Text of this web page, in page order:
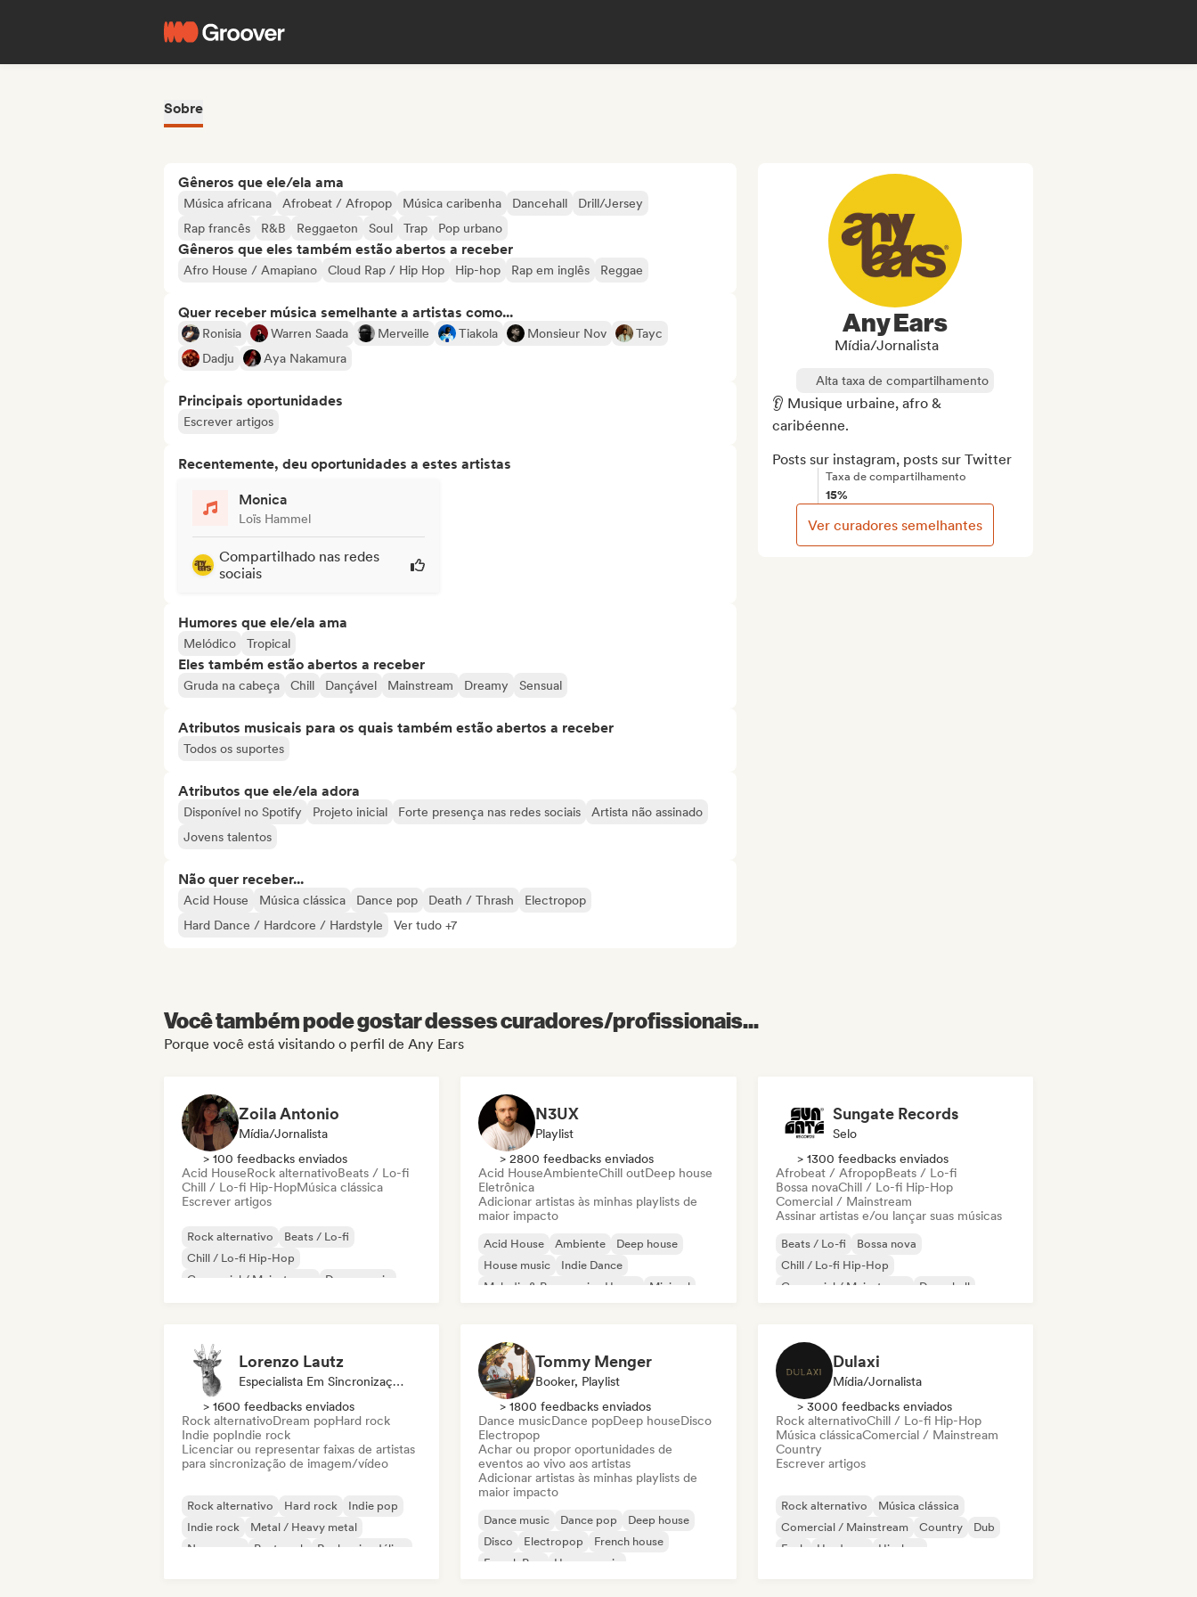
Sobre
Gêneros que ele/ela ama
Música africana Afrobeat / Afropop Música caribenha Dancehall
Drill/Jersey
Rap francês
R&B Reggaeton Soul Trap Pop urbano
Gêneros que eles também estão abertos a receber
Afro House / Amapiano Cloud Rap / Hip Hop Hip-hop Rap em inglês Reggae
Quer receber música semelhante a artistas como...
Ronisia Warren Saada Merveille Tiakola Monsieur Nov
Tayc
Dadju
Aya Nakamura
Principais oportunidades
Escrever artigos
Recentemente, deu oportunidades a estes artistas
Monica
Loïs Hammel
Compartilhado nas redes
sociais
Humores que ele/ela ama
Melódico Tropical
Eles também estão abertos a receber
Gruda na cabeça Chill Dançável Mainstream Dreamy Sensual
Atributos musicais para os quais também estão abertos a receber
Todos os suportes
Atributos que ele/ela adora
Disponível no Spotify Projeto inicial Forte presença nas redes sociais
Artista não assinado
Jovens talentos
Não quer receber...
Acid House Música clássica Dance pop Death / Thrash
Electropop
Hard Dance / Hardcore / Hardstyle
Ver tudo +7
Any Ears
Mídia/Jornalista
Alta taxa de compartilhamento
👂 Musique urbaine, afro &
caribéenne.
Posts sur instagram, posts sur Twitter
Taxa de compartilhamento
15%
Ver curadores semelhantes
Você também pode gostar desses curadores/profissionais...
Porque você está visitando o perfil de Any Ears
Zoila Antonio
Mídia/Jornalista
> 100 feedbacks enviados
Acid HouseRock alternativoBeats / Lo-fi
Chill / Lo-fi Hip-HopMúsica clássica
Escrever artigos
Rock alternativo
Beats / Lo-fi
Chill / Lo-fi Hip-Hop
Comercial / Mainstream
Dance music
N3UX
Playlist
> 2800 feedbacks enviados
Acid HouseAmbienteChill outDeep house
Eletrônica
Adicionar artistas às minhas playlists de
maior impacto
Acid House Ambiente
Deep house
House music
Indie Dance
Melodic & Progressive House
Minimal
Sungate Records
Selo
> 1300 feedbacks enviados
Afrobeat / AfropopBeats / Lo-fi
Bossa novaChill / Lo-fi Hip-Hop
Comercial / Mainstream
Assinar artistas e/ou lançar suas músicas
Beats / Lo-fi
Bossa nova
Chill / Lo-fi Hip-Hop
Comercial / Mainstream
Dancehall
Lorenzo Lautz
Especialista Em Sincronização
> 1600 feedbacks enviados
Rock alternativoDream popHard rock
Indie popIndie rock
Licenciar ou representar faixas de artistas
para sincronização de imagem/vídeo
Rock alternativo Hard rock
Indie pop
Indie rock
Metal / Heavy metal
New wave
Post punk Rock psicodélico
Tommy Menger
Booker, Playlist
> 1800 feedbacks enviados
Dance musicDance popDeep houseDisco
Electropop
Achar ou propor oportunidades de
eventos ao vivo aos artistas
Adicionar artistas às minhas playlists de
maior impacto
Dance music Dance pop
Deep house
Disco
Electropop
French house
French Pop
House music
Dulaxi
Mídia/Jornalista
> 3000 feedbacks enviados
Rock alternativoChill / Lo-fi Hip-Hop
Música clássicaComercial / Mainstream
Country
Escrever artigos
Rock alternativo
Música clássica
Comercial / Mainstream
Country
Dub
Funk
Hardcore Hip-hop